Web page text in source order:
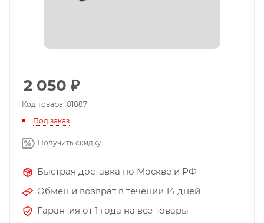
2 050 ₽
Код товара: 01887
Под заказ
Получить скидку
Быстрая доставка по Москве и РФ
Обмен и возврат в течении 14 дней
Гарантия от 1 года на все товары